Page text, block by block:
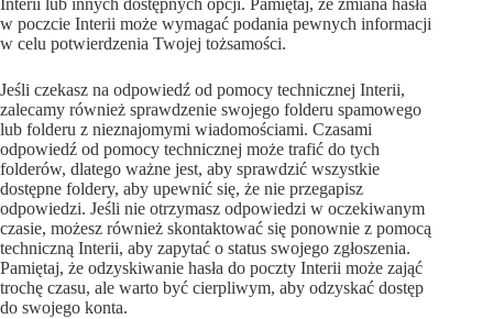
Interii lub innych dostępnych opcji. Pamiętaj, że zmiana hasła
w poczcie Interii może wymagać podania pewnych informacji
w celu potwierdzenia Twojej tożsamości.
Jeśli czekasz na odpowiedź od pomocy technicznej Interii,
zalecamy również sprawdzenie swojego folderu spamowego
lub folderu z nieznajomymi wiadomościami. Czasami
odpowiedź od pomocy technicznej może trafić do tych
folderów, dlatego ważne jest, aby sprawdzić wszystkie
dostępne foldery, aby upewnić się, że nie przegapisz
odpowiedzi. Jeśli nie otrzymasz odpowiedzi w oczekiwanym
czasie, możesz również skontaktować się ponownie z pomocą
techniczną Interii, aby zapytać o status swojego zgłoszenia.
Pamiętaj, że odzyskiwanie hasła do poczty Interii może zająć
trochę czasu, ale warto być cierpliwym, aby odzyskać dostęp
do swojego konta.